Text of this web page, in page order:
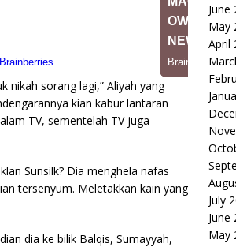
nikah sorang lagi,” Aliyah yang
kian kabur lantaran
TV, sementelah TV juga
Sunsilk? Dia menghela nafas
tersenyum. Meletakkan kain yang
dia ke bilik Balqis, Sumayyah,
June
May
April
July
June
May